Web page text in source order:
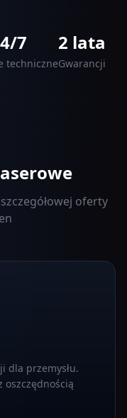
7
techniczne
2 lata
Gwarancji
oferty
dla przemysłu.
oszczędnością